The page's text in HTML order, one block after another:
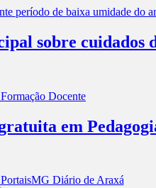
sobre
em